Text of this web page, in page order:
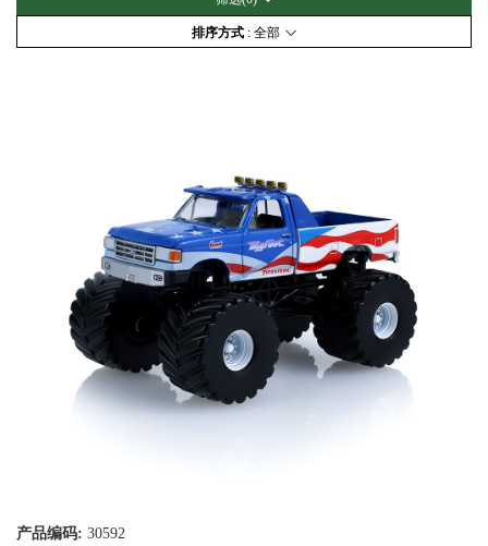
排序方式 : 全部
产品编码: 30592